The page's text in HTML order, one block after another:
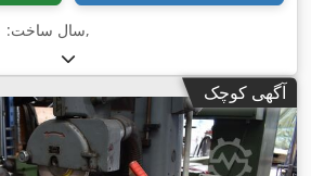
سال ساخت:,
آگهی کوچک